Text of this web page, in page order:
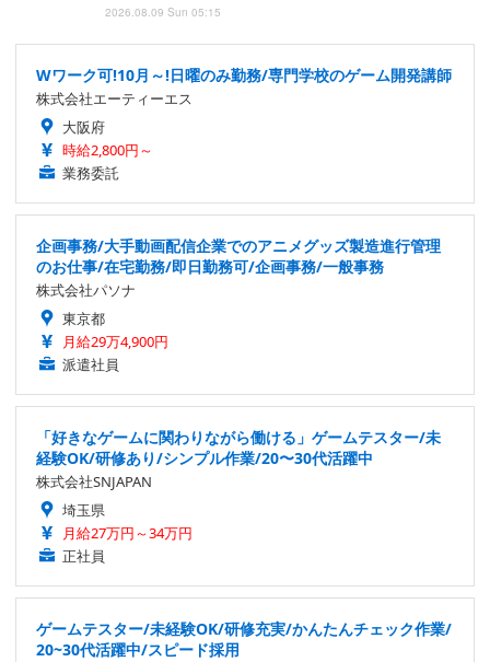
2026.08.09 Sun 05:15
Wワーク可!10月～!日曜のみ勤務/専門学校のゲーム開発講師
株式会社エーティーエス
大阪府
時給2,800円～
業務委託
企画事務/大手動画配信企業でのアニメグッズ製造進行管理
のお仕事/在宅勤務/即日勤務可/企画事務/一般事務
株式会社パソナ
東京都
月給29万4,900円
派遣社員
「好きなゲームに関わりながら働ける」ゲームテスター/未
経験OK/研修あり/シンプル作業/20〜30代活躍中
株式会社SNJAPAN
埼玉県
月給27万円～34万円
正社員
ゲームテスター/未経験OK/研修充実/かんたんチェック作業/
20~30代活躍中/スピード採用